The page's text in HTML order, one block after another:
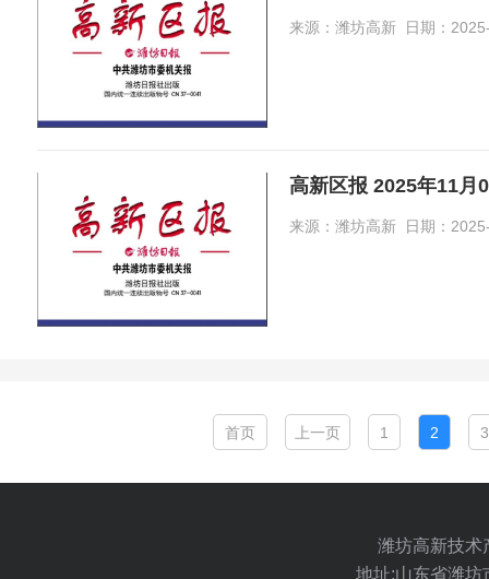
来源：潍坊高新 日期：
高新区报 2025年11月
来源：潍坊高新 日期：
首页 上一页 1 2 3
潍坊高新技术
地址:山东省潍坊